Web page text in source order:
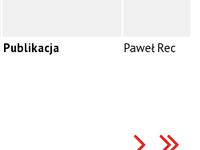
Publikacja Paweł Rec